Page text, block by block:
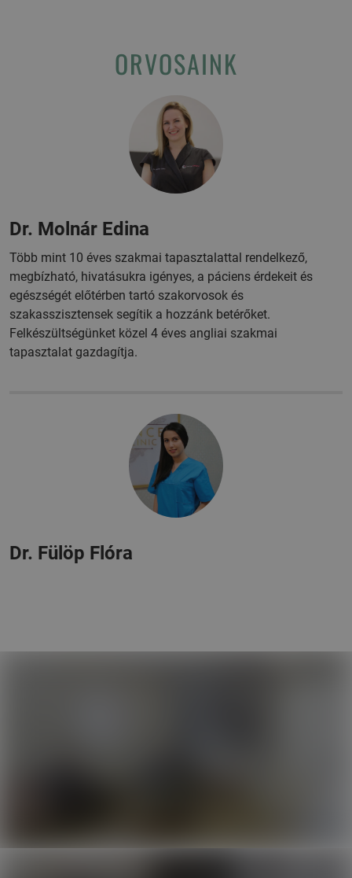
ORVOSAINK
Dr. Molnár Edina
Több mint 10 éves szakmai tapasztalattal rendelkező,
megbízható, hivatásukra igényes, a páciens érdekeit és
egészségét előtérben tartó szakorvosok és
szakasszisztensek segítik a hozzánk betérőket.
Felkészültségünket közel 4 éves angliai szakmai
tapasztalat gazdagítja.
Dr. Fülöp Flóra